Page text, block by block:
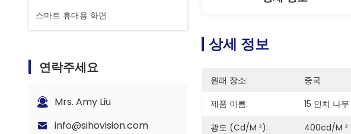
스마트 휴대용 화면
연락주세요
Mrs. Amy Liu
info@sihovision.com
상세 정보
원래 장소: 중국
제품 이름:
15 인치 나
광도 (cd/m ²):
400cd/m ²